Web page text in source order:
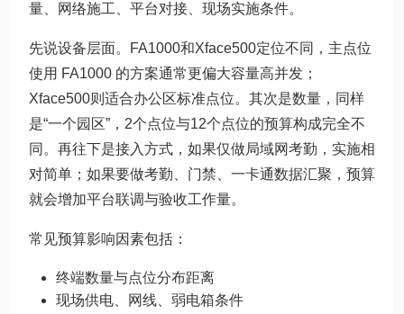
量、网络施工、平台对接、现场实施条件。
先说设备层面。FA1000和Xface500定位不同，主点位
使用 FA1000 的方案通常更偏大容量高并发；
Xface500则适合办公区标准点位。其次是数量，同样
是“一个园区”，2个点位与12个点位的预算构成完全不
同。再往下是接入方式，如果仅做局域网考勤，实施相
对简单；如果要做考勤、门禁、一卡通数据汇聚，预算
就会增加平台联调与验收工作量。
常见预算影响因素包括：
终端数量与点位分布距离
现场供电、网线、弱电箱条件